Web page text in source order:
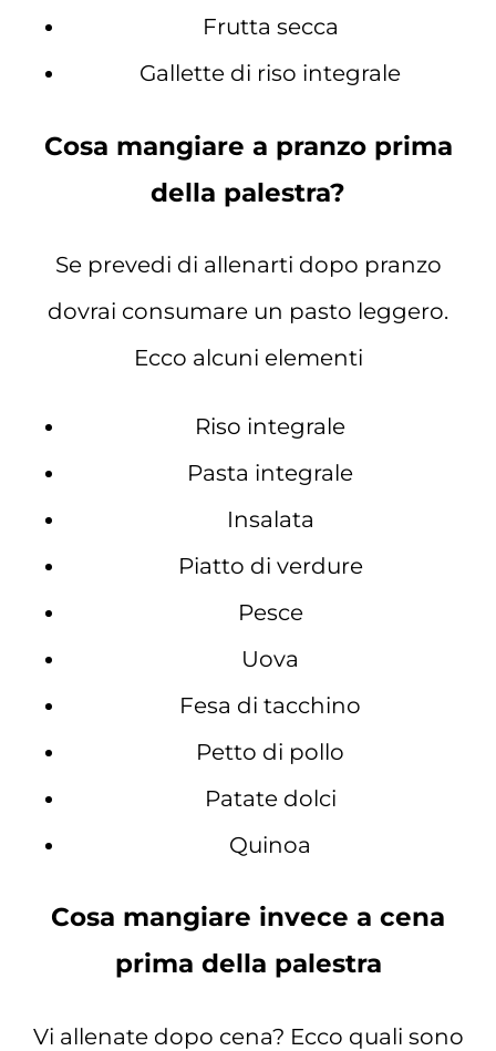
Frutta secca
Gallette di riso integrale
Cosa mangiare a pranzo prima
della palestra?
Se prevedi di allenarti dopo pranzo
dovrai consumare un pasto leggero.
Ecco alcuni elementi
Riso integrale
Pasta integrale
Insalata
Piatto di verdure
Pesce
Uova
Fesa di tacchino
Petto di pollo
Patate dolci
Quinoa
Cosa mangiare invece a cena
prima della palestra
Vi allenate dopo cena? Ecco quali sono